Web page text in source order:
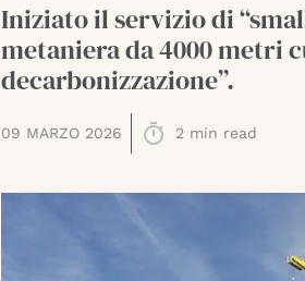
Iniziato il servizio di
metaniera da 4000 metri
decarbonizzazione”.
09 MARZO 2026 2 min read